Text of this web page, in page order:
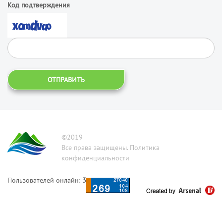
Код подтверждения
ОТПРАВИТЬ
©2019
Все права защищены. Политика
конфиденциальности
Пользователей онлайн: 3